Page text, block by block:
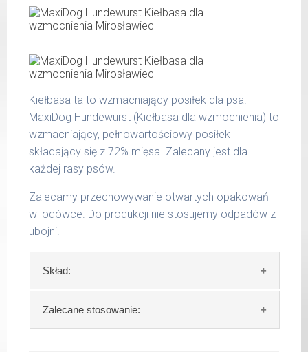
popiół surowy 1,90 %
włókno surowe 0,50 %
wapń 1,20 %
fosfor 0,62 %
do 5
220 g
6 - 14
400 g
15 -
25 kg
26 -
35 kg
800 g
Podane liczby są wartościami orientacyjnymi.
aktywności, warunków hodowli oraz innych
czynników.
Kiełbasa ta to wzmacniający posiłek dla psa.
MaxiDog Hundewurst (Kiełbasa dla wzmocnienia) to
wzmacniający, pełnowartościowy posiłek
składający się z 72% mięsa. Zalecany jest dla
każdej rasy psów.
Zalecamy przechowywanie otwartych opakowań
w lodówce. Do produkcji nie stosujemy odpadów z
ubojni.
Skład:
Skład:mięso i produkty pochodzenia
zwierzęcego: 72% wołowiny, bulion mięsny,
Zalecane stosowanie: